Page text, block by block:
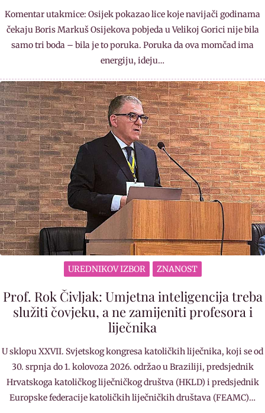
Komentar utakmice: Osijek pokazao lice koje navijači godinama
čekaju Boris Markuš Osijekova pobjeda u Velikoj Gorici nije bila
samo tri boda – bila je to poruka. Poruka da ova momčad ima
energiju, ideju…
UREDNIKOV IZBOR ZNANOST
Prof. Rok Čivljak: Umjetna inteligencija treba
služiti čovjeku, a ne zamijeniti profesora i
liječnika
U sklopu XXVII. Svjetskog kongresa katoličkih liječnika, koji se od
30. srpnja do 1. kolovoza 2026. održao u Braziliji, predsjednik
Hrvatskoga katoličkog liječničkog društva (HKLD) i predsjednik
Europske federacije katoličkih liječničkih društava (FEAMC)…